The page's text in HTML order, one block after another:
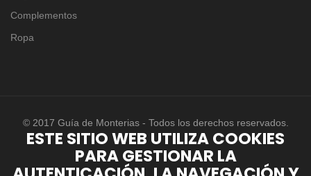
Complementos
Ropa
© 2017 Guía de Monterias - Todos los derechos reservados.
ESTE SITIO WEB UTILIZA COOKIES
PARA GESTIONAR LA